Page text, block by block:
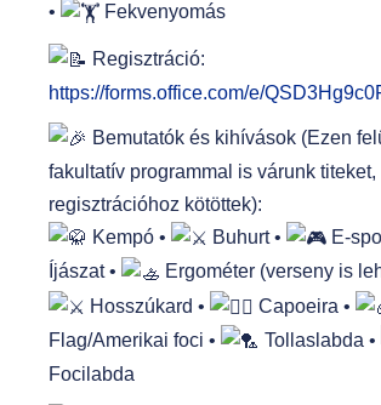
•
Fekvenyomás
Regisztráció:
https://forms.office.com/e/
Bemutatók és kihívások (Ezen
fakultatív programmal is várunk
regisztrációhoz kötöttek):
Kempó •
Buhurt •
E-
Íjászat •
Ergométer (verseny is
Hosszúkard •
Capoeira •
Flag/Amerikai foci •
Tollaslabda •
Focilabda